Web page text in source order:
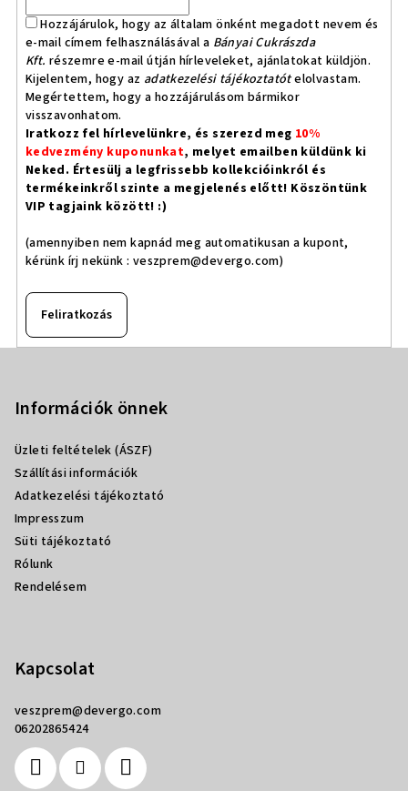
Hozzájárulok, hogy az általam önként megadott nevem és
e-mail címem felhasználásával a Bányai Cukrászda
Kft. részemre e-mail útján hírleveleket, ajánlatokat küldjön.
Kijelentem, hogy az adatkezelési tájékoztatótelolvastam.
Megértettem, hogy a hozzájárulásom bármikor
visszavonhatom.
Iratkozz fel hírlevelünkre, és szerezd meg 10%
kedvezmény kuponunkat, melyet emailben küldünk ki
Neked. Értesülj a legfrissebb kollekcióinkról és
termékeinkről szinte a megjelenés előtt! Köszöntünk
VIP tagjaink között! :)
(amennyiben nem kapnád meg automatikusan a kupont,
kérünk írj nekünk : veszprem@devergo.com)
Feliratkozás
Információk önnek
Üzleti feltételek (ÁSZF)
Szállítási információk
Adatkezelési tájékoztató
Impresszum
Süti tájékoztató
Rólunk
Rendelésem
Kapcsolat
veszprem@devergo.com
06202865424